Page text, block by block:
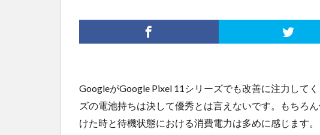
GoogleがGoogle Pixel 11シリーズでも改善に注力して
ズの電池持ちは決して優秀とは言えないです。もちろ
けた時と待機状態における消費電力は多めに感じます。